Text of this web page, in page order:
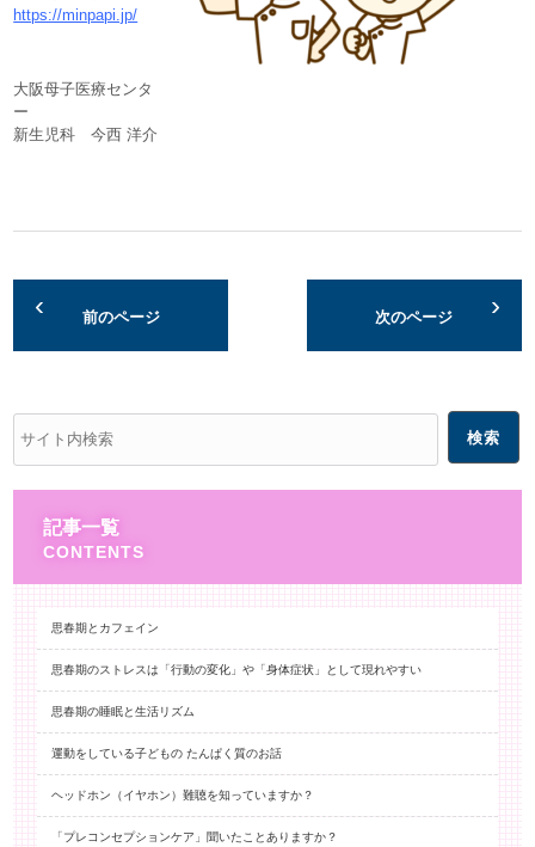
https://minpapi.jp/
大阪母子医療センタ
ー
新生児科 今西 洋介
前のページ 次のページ
記事一覧
思春期とカフェイン
思春期のストレスは「行動の変化」や「身体症状」として現れやすい
思春期の睡眠と生活リズム
運動をしている子どもの たんぱく質のお話
ヘッドホン（イヤホン）難聴を知っていますか？
「プレコンセプションケア」聞いたことありますか？